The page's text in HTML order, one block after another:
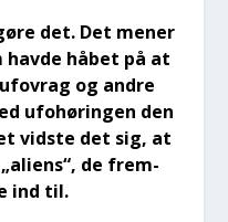
det. Det mener
hav­de håbet på at
og andre
ufo­hø­rin­gen den
vid­ste det sig, at
de frem­
ind til.